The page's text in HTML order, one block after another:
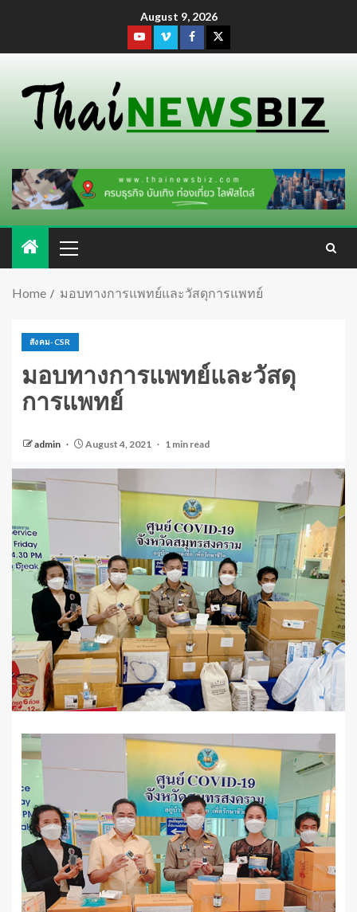
August 9, 2026
Home มอบทางการแพทย์และวัสดุการแพทย์
สังคม-CSR
มอบทางการแพทย์และวัสดุ
การแพทย์
admin August 4, 2021 1 min read